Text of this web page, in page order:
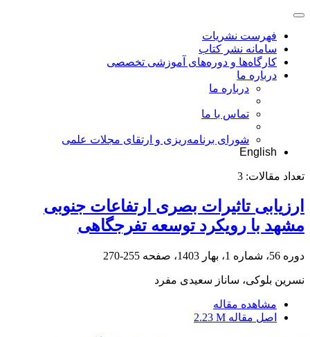
فهرست نشریات
سامانه نشر کتاب
کارگاه‌ها و دوره‌های آموزشی تخصصی
درباره ما
درباره ما
تماس با ما
شورای برنامه‌ریزی و ارتقای مجلات علمی
English
تعداد مقالات: 3
ارزیابی تاثیرات بصری ارتفاعات جنوبی
مشهد با رویکرد توسعه تفرجگاهی
دوره 56، شماره 1، بهار 1403، صفحه 255-270
نسرین بلوکی، ساناز سعیدی مفرد
مشاهده مقاله
اصل مقاله 2.23 M